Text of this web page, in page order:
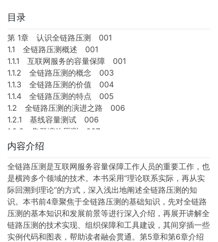
目录
第 1章 认识全链路压测 001
1.1 全链路压测概述 001
1.1.1 互联网服务的容量保障 001
1.1.2 全链路压测的概念 003
1.1.3 全链路压测的价值 004
1.1.4 全链路压测的特点 005
1.2 全链路压测的演进之路 006
1.2.1 基线容量测试 006
1.2.2 集群缩放压测 007
1.2.3 流量回放 008
1.3 全链路压测的发展前景 010
1.4 本章小结 012
第 2章 全链路压测的技术实现 014
2.1 压测数据隔离 015
2.1.1 逻辑隔离 015
2.1.2 物理隔离 016
2.1.3 影子库与影子表 018
内容介绍
全链路压测是互联网服务容量保障工作人员的重要工作，也
是横跨多个领域的技术。本书采用“理论联系实际，再从实
际回溯到理论”的方式，深入浅出地阐述全链路压测的知
识。本书前4章聚焦于全链路压测的基础知识，先对全链路
压测的基本知识和发展前景等进行深入介绍，再展开讲解全
链路压测的技术实现、组织保障和工具建设，其间穿插一些
实例代码和图表，帮助读者融会贯通。第5章和第6章介绍